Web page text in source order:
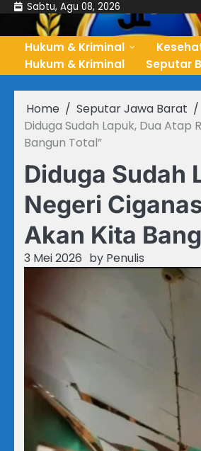
Skip
content
Sabtu, Agu 08, 2026
Hukum & Kriminal
Hukum & Kriminal
Seputar
Home
Seputar Jawa Barat
Diduga Sudah Lapuk, Dua Atap
Bangun Total”
Diduga Sudah
Negeri
Akan Kita
3 Mei 2026 by Penulis